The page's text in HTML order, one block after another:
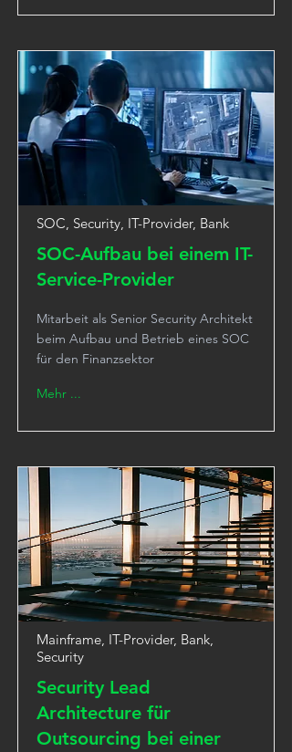
SOC, Security, IT-Provider, Bank
SOC-Aufbau bei einem IT-
Service-Provider
Mitarbeit als Senior Security Architekt
beim Aufbau und Betrieb eines SOC
für den Finanzsektor
Mehr ...
Mainframe, IT-Provider, Bank,
Security
Security Lead
Architecture für
Outsourcing bei einer